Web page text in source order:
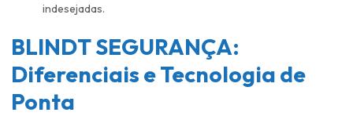
indesejadas.
BLINDT SEGURANÇA:
Diferenciais e Tecnologia de
Ponta